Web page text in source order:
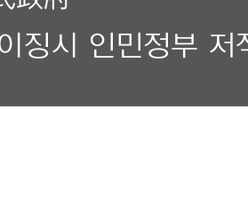
징시 인민정부